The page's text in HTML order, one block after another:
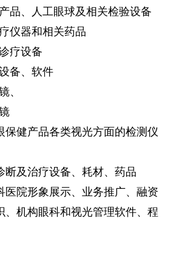
品、人工眼球及相关检验设备
仪器和相关药品
疗设备
备、软件
、
保健产品各类视光方面的检测仪
断及治疗设备、耗材、药品
医院形象展示、业务推广、融资
、机构眼科和视光管理软件、程